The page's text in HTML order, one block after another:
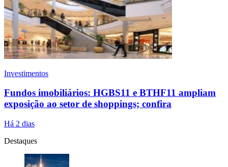
Investimentos
Fundos imobiliários: HGBS11 e BTHF11 ampliam
exposição ao setor de shoppings; confira
Há 2 dias
Destaques